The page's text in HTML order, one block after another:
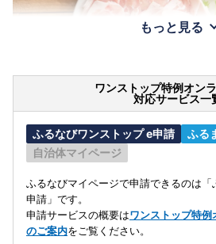
もっと見る
ワンストップ特例オン
対応サービス一
ふるなびワンストップ e申請
ふる
自治体マイページ
ふるなびマイページで申請できるのは
申請」です。
申請サービスの概要はワンストップ特例
のご案内をご覧ください。